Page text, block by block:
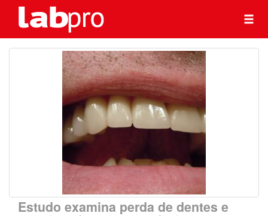
Estudo examina perda de dentes e